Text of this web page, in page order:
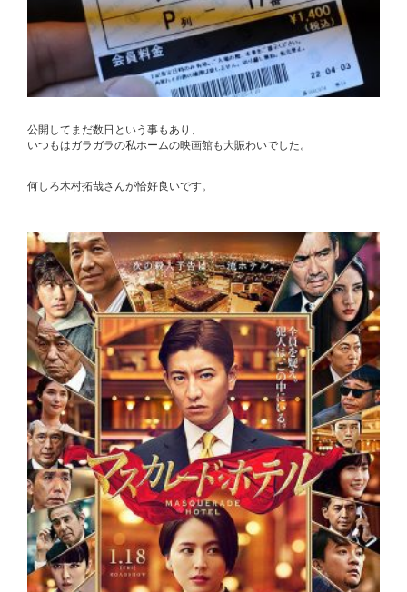
公開してまだ数日という事もあり、
いつもはガラガラの私ホームの映画館も大賑わいでした。
何しろ木村拓哉さんが恰好良いです。